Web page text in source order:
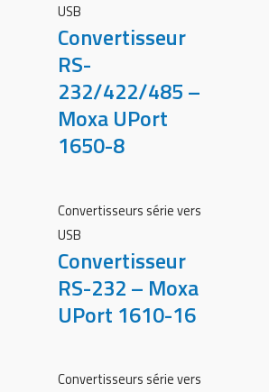
USB
Convertisseur
RS-
232/422/485 –
Moxa UPort
1650-8
Convertisseurs série vers
USB
Convertisseur
RS-232 – Moxa
UPort 1610-16
Convertisseurs série vers